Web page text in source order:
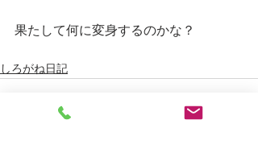
果たして何に変身するのかな？
しろがね日記